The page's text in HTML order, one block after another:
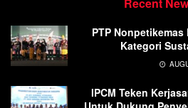
PTP Nonpetikemas
Kategori
IPCM Teken